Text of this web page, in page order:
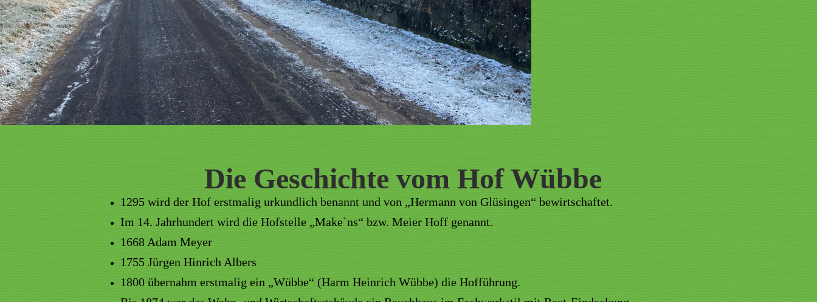
Die Geschichte vom Hof Wübbe
1295 wird der Hof erstmalig urkundlich benannt und von „Hermann von Glüsingen“ bewirtschaftet.
Im 14. Jahrhundert wird die Hofstelle „Make`ns“ bzw. Meier Hoff genannt.
1668 Adam Meyer
1755 Jürgen Hinrich Albers
1800 übernahm erstmalig ein „Wübbe“ (Harm Heinrich Wübbe) die Hofführung.